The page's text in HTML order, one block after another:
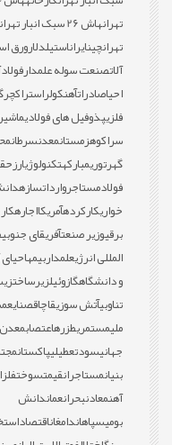
تهرانهاش 26 سبک انبار تهران
تهرانچینایراناستیلدلارورق
آلاتصنعت سوله علمدارفولاد
احیاصادراتآهنکولراستراکچر
فلزیپذوفیل های فولادی
سراکوهزمستانمعدنسرطان
گهرتوریمبارکهتکنولوژیارز
فولادمستاجروارداتسازه
خواریکارکردهآمریکااجاره
برقیوزیر صنعتآفریقای جنوبی
المللی انرژیعلمداربیمه
و دانشگاهگازوئیلزیرساخت
تناوبیآتش سوزیقاچاقصنایع
ملیمستمریطزرهاعتصاب
جهانیسودتعطیلیپاکستان
بنیانمستاجرانقیمتسوخت
آهنمعادنبحرانعماندانش
بومیسپاهاندامغاناقتصاد